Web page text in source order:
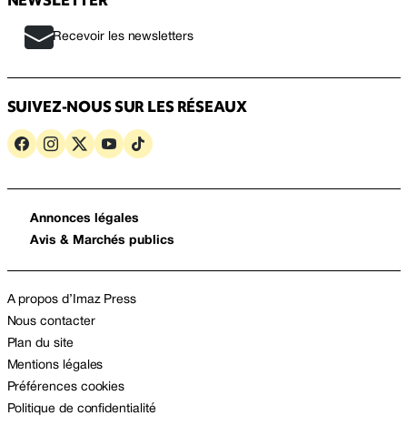
Recevoir les newsletters
SUIVEZ-NOUS SUR LES RÉSEAUX
Annonces légales
Avis & Marchés publics
A propos d’Imaz Press
Nous contacter
Plan du site
Mentions légales
Préférences cookies
Politique de confidentialité